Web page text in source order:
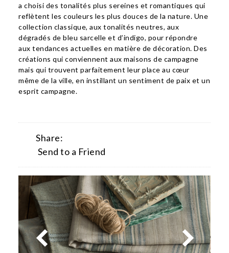
a choisi des tonalités plus sereines et romantiques qui
reflètent les couleurs les plus douces de la nature. Une
collection classique, aux tonalités neutres, aux
dégradés de bleu sarcelle et d’indigo, pour répondre
aux tendances actuelles en matière de décoration. Des
créations qui conviennent aux maisons de campagne
mais qui trouvent parfaitement leur place au cœur
même de la ville, en instillant un sentiment de paix et un
esprit campagne.
Share:
Send to a Friend